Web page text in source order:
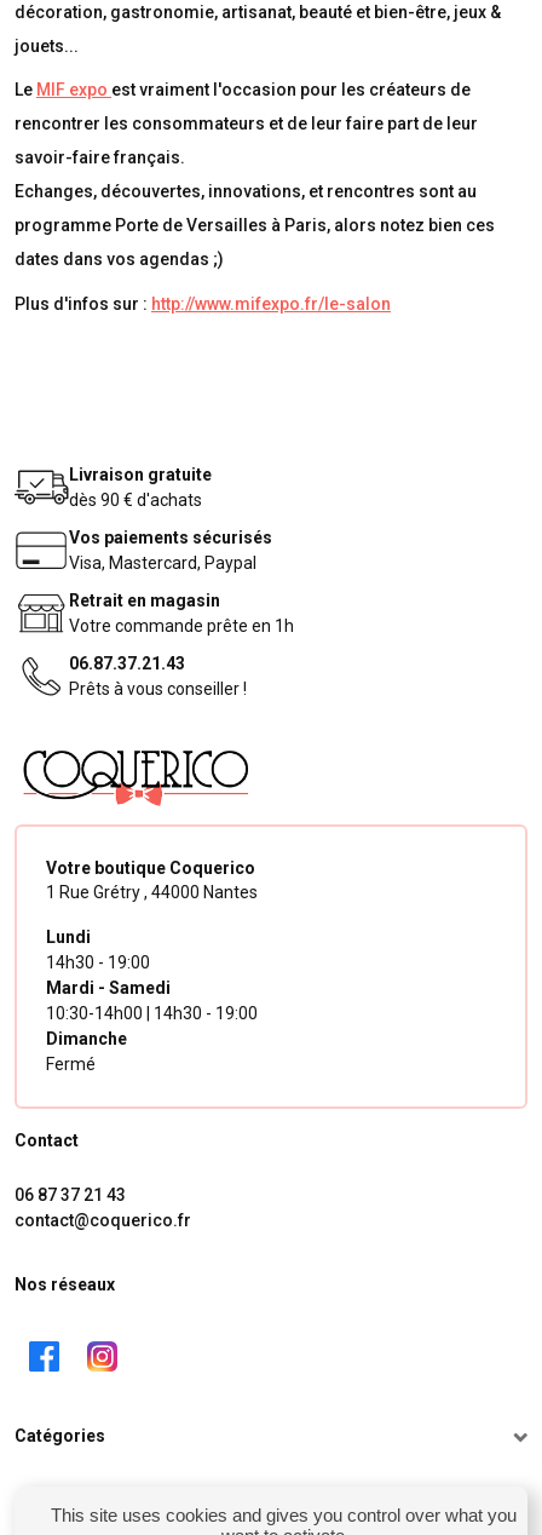
décoration, gastronomie, artisanat, beauté et bien-être, jeux &
jouets...
Le MIF expo est vraiment l'occasion pour les créateurs de
rencontrer les consommateurs et de leur faire part de leur
savoir-faire français.
Echanges, découvertes, innovations, et rencontres sont au
programme Porte de Versailles à Paris, alors notez bien ces
dates dans vos agendas ;)
Plus d'infos sur : http://www.mifexpo.fr/le-salon
Livraison gratuite
dès 90 € d'achats
Vos paiements sécurisés
Visa, Mastercard, Paypal
Retrait en magasin
Votre commande prête en 1h
06.87.37.21.43
Prêts à vous conseiller !
Votre boutique Coquerico
1 Rue Grétry , 44000 Nantes
Lundi
14h30 - 19:00
Mardi - Samedi
10:30-14h00 | 14h30 - 19:00
Dimanche
Fermé
Contact
06 87 37 21 43
contact@coquerico.fr
Nos réseaux
Catégories
This site uses cookies and gives you control over what you